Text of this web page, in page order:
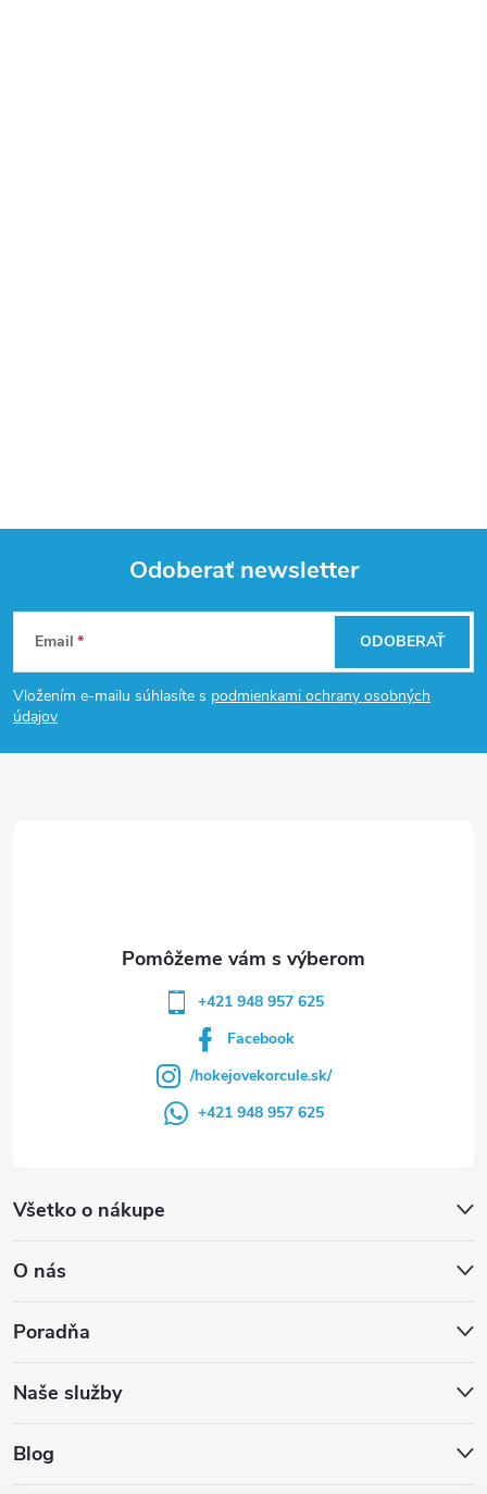
Z
á
p
Odoberať newsletter
Email
Vložením e-mailu súhlasíte s podmienkami ochrany osobných
údajov
ODOBERAŤ
Všetko o nákupe
O nás
Poradňa
Naše služby
Blog
+421 948 957 625
Facebook
/hokejovekorcule.sk/
+421 948 957 625